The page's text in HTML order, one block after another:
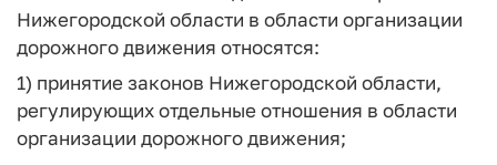
Нижегородской области в области организации
дорожного движения относятся:
1) принятие законов Нижегородской области,
регулирующих отдельные отношения в области
организации дорожного движения;